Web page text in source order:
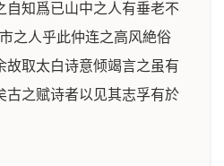
自知爲已山中之人有垂老不
之人乎此仲连之高风絶俗
故取太白诗意倾竭言之虽有
古之赋诗者以见其志孚有於